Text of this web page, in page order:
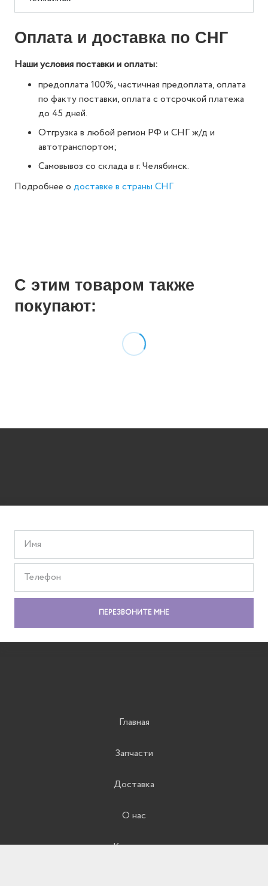
Оплата и доставка по СНГ
Наши условия поставки и оплаты:
предоплата 100%, частичная предоплата, оплата
по факту поставки, оплата с отсрочкой платежа
до 45 дней.
Отгрузка в любой регион РФ и СНГ ж/д и
автотранспортом;
Самовывоз со склада в г. Челябинск.
Подробнее о доставке в страны СНГ
С этим товаром также
покупают:
Главная
Запчасти
Доставка
О нас
Контакты